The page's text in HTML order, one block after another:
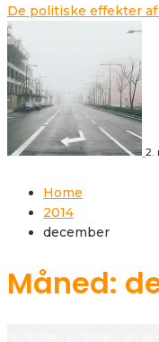
De politiske effekter
2.
Home
2014
december
Måned: